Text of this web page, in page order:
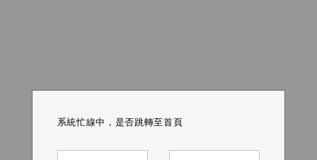
系統忙線中，是否跳轉至首頁
系統忙線中，是否跳轉至首頁
系統忙線中，是否跳轉至首頁
系統忙線中，是否跳轉至首頁
系統忙線中，是否跳轉至首頁